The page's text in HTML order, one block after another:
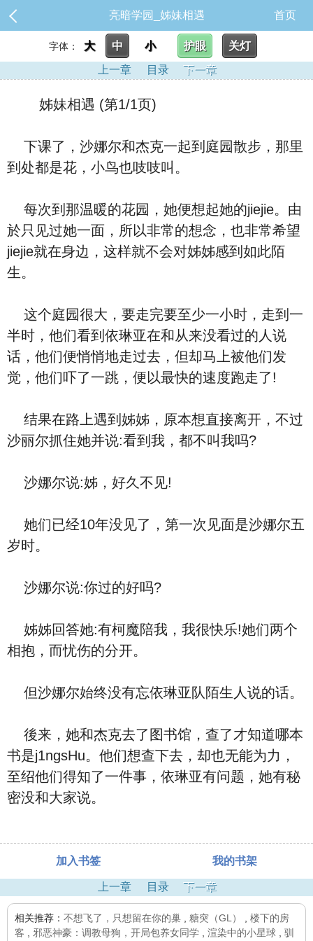
亮暗学园_姊妹相遇 首页
字体： 大 中 小 护眼
关灯
上一章
目录 下一章
姊妹相遇 (第1/1页)
下课了，沙娜尔和杰克一起到庭园散步，那里
到处都是花，小鸟也吱吱叫。
每次到那温暖的花园，她便想起她的jiejie。由
於只见过她一面，所以非常的想念，也非常希望
jiejie就在身边，这样就不会对姊姊感到如此陌
生。
这个庭园很大，要走完要至少一小时，走到一
半时，他们看到依琳亚在和从来没看过的人说
话，他们便悄悄地走过去，但却马上被他们发
觉，他们吓了一跳，便以最快的速度跑走了!
结果在路上遇到姊姊，原本想直接离开，不过
沙丽尔抓住她并说:看到我，都不叫我吗?
沙娜尔说:姊，好久不见!
她们已经10年没见了，第一次见面是沙娜尔五
岁时。
沙娜尔说:你过的好吗?
姊姊回答她:有柯魔陪我，我很快乐!她们两个
相抱，而忧伤的分开。
但沙娜尔始终没有忘依琳亚队陌生人说的话。
後来，她和杰克去了图书馆，查了才知道哪本
书是j1ngsHu。他们想查下去，却也无能为力，
至绍他们得知了一件事，依琳亚有问题，她有秘
密没和大家说。
加入书签 我的书架
上一章 目录 下一章
相关推荐： 不想飞了，只想留在你的巢 糖突（GL）
楼下的房
客
邪恶神豪：调教母狗，开局包养女同学 渲染中的小星球 驯